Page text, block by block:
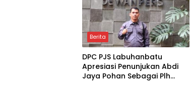
Berita
DPC PJS Labuhanbatu
Apresiasi Penunjukan Abdi
Jaya Pohan Sebagai Plh